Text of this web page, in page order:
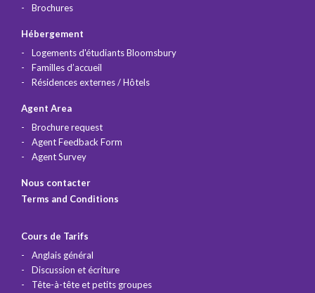
Brochures
Hébergement
Logements d'étudiants Bloomsbury
Familles d’accueil
Résidences externes / Hôtels
Agent Area
Brochure request
Agent Feedback Form
Agent Survey
Nous contacter
Terms and Conditions
Cours de Tarifs
Anglais général
Discussion et écriture
Tête-à-tête et petits groupes